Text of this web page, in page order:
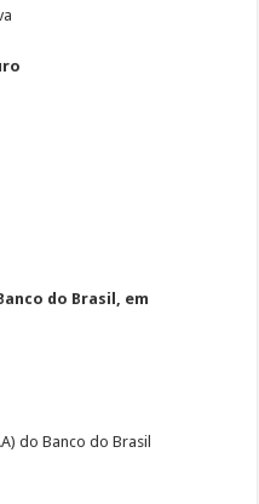
do Brasil, em
do Banco do Brasil